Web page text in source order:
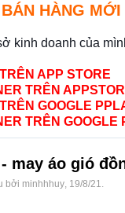
HÀNG MỚI
kinh doanh của
APP STORE
TRÊN
GOOGLE
TRÊN GOOGLE
may áo gió
bởi minhhhuy, 19/8/21.